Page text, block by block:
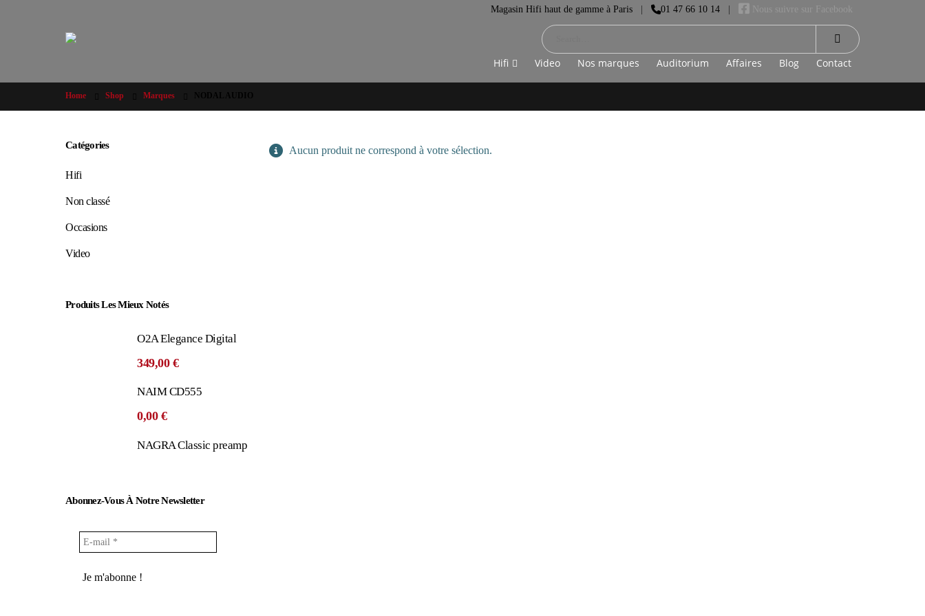
Magasin Hifi haut de gamme à Paris | 01 47 66 10 14 | Nous suivre sur Facebook
Hifi Video Nos marques Auditorium Affaires Blog Contact
Home Shop Marques
Aucun produit ne correspond à votre sélection.
Catégories
Hifi
Non classé
Occasions
Video
Produits Les Mieux Notés
O2A Elegance Digital
349,00 €
NAIM CD555
0,00 €
NAGRA Classic preamp
Abonnez-Vous À Notre Newsletter